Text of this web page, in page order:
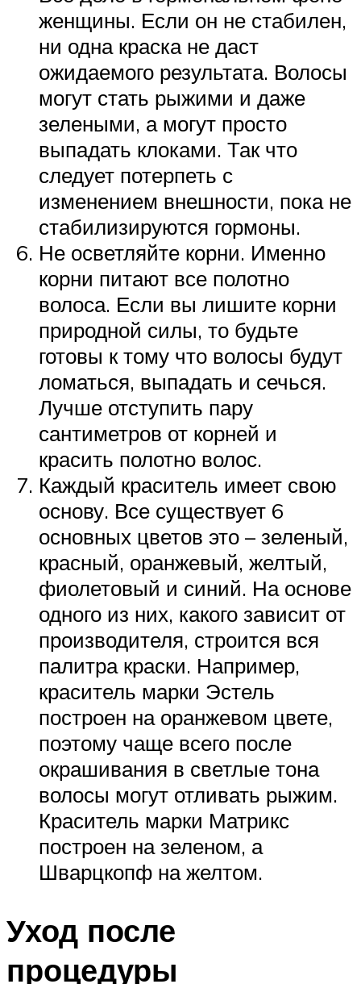
женщины. Если он не стабилен,
ни одна краска не даст
ожидаемого результата. Волосы
могут стать рыжими и даже
зелеными, а могут просто
выпадать клоками. Так что
следует потерпеть с
изменением внешности, пока не
стабилизируются гормоны.
Не осветляйте корни. Именно
корни питают все полотно
волоса. Если вы лишите корни
природной силы, то будьте
готовы к тому что волосы будут
ломаться, выпадать и сечься.
Лучше отступить пару
сантиметров от корней и
красить полотно волос.
Каждый краситель имеет свою
основу. Все существует 6
основных цветов это – зеленый,
красный, оранжевый, желтый,
фиолетовый и синий. На основе
одного из них, какого зависит от
производителя, строится вся
палитра краски. Например,
краситель марки Эстель
построен на оранжевом цвете,
поэтому чаще всего после
окрашивания в светлые тона
волосы могут отливать рыжим.
Краситель марки Матрикс
построен на зеленом, а
Шварцкопф на желтом.
Уход после
процедуры